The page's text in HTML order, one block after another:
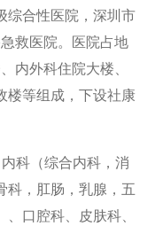
综合性医院，深圳市
救医院。医院占地
内外科住院大楼、
楼等组成，下设社康
科（综合内科，消
科，肛肠，乳腺，五
口腔科、皮肤科、